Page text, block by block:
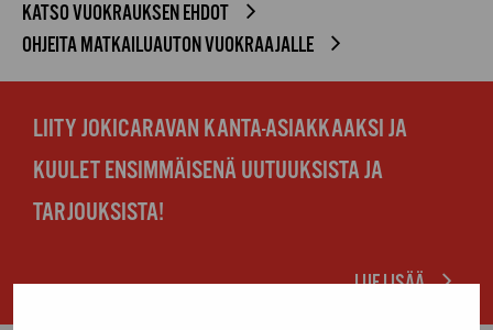
KATSO VUOKRAUKSEN EHDOT
OHJEITA MATKAILUAUTON VUOKRAAJALLE
LIITY JOKICARAVAN KANTA-ASIAKKAAKSI JA
KUULET ENSIMMÄISENÄ UUTUUKSISTA JA
TARJOUKSISTA!
LUE LISÄÄ